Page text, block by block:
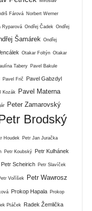
Fárová Norbert Werner
Ryparová Ondřej Čadek Ondřej
Šamárek Ondřej
Otakar Foltýn Otakar
Tabery Pavel Bakule
Pavel Frič Pavel Gabzdyl
Kozák Pavel Materna
Peter Zamarovský
Brodský
Houdek Petr Jan Juračka
Petr Koubský Petr Kulhánek
Petr Scheirich Petr Slavíček
Voříšek
Petr Wawrosz
Prokop Hapala Prokop
Ptáček Radek Žemlička